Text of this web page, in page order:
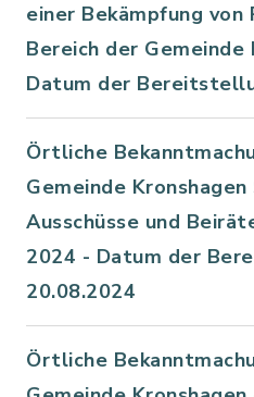
einer Bekämpfung von
Bereich der Gemeinde
Datum der
Örtliche
Gemeinde
Ausschüsse und
2024 - Datum der
20.08.2024
Örtliche